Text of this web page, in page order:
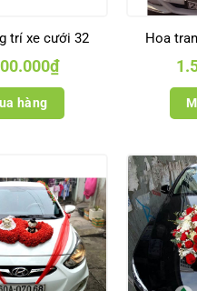
trí xe cưới 32
₫
hàng
Hoa